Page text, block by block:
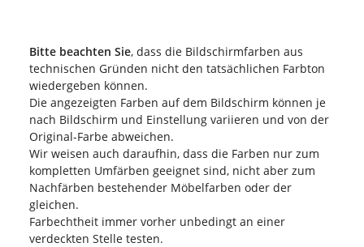
Bitte beachten Sie, dass die Bildschirmfarben aus
technischen Gründen nicht den tatsächlichen Farbton
wiedergeben können.
Die angezeigten Farben auf dem Bildschirm können je
nach Bildschirm und Einstellung variieren und von der
Original-Farbe abweichen.
Wir weisen auch daraufhin, dass die Farben nur zum
kompletten Umfärben geeignet sind, nicht aber zum
Nachfärben bestehender Möbelfarben oder der
gleichen.
Farbechtheit immer vorher unbedingt an einer
verdeckten Stelle testen.